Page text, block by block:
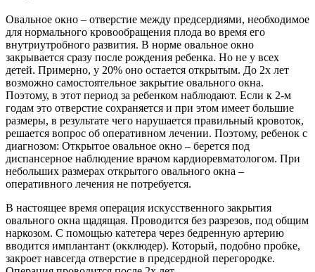
Овальное окно – отверстие между предсердиями, необходимое
для нормального кровообращения плода во время его
внутриутробного развития. В норме овальное окно
закрывается сразу после рождения ребенка. Но не у всех
детей. Примерно, у 20% оно остается открытым. До 2х лет
возможно самостоятельное закрытие овального окна.
Поэтому, в этот период за ребенком наблюдают. Если к 2-м
годам это отверстие сохраняется и при этом имеет большие
размеры, в результате чего нарушается правильный кровоток,
решается вопрос об оперативном лечении. Поэтому, ребенок с
диагнозом: Открытое овальное окно – берется под
диспансерное наблюдение врачом кардиоревматологом. При
небольших размерах открытого овального окна –
оперативного лечения не потребуется.
В настоящее время операция искусственного закрытия
овального окна щадящая. Проводится без разрезов, под общим
наркозом. С помощью катетера через бедренную артерию
вводится имплантант (окклюдер). Который, подобно пробке,
закроет навсегда отверстие в предсердной перегородке.